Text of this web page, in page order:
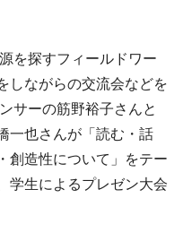
を探すフィールドワー
しながらの交流会などを
サーの筋野裕子さんと
一也さんが「読む・話
創造性について」をテー
学生によるプレゼン大会